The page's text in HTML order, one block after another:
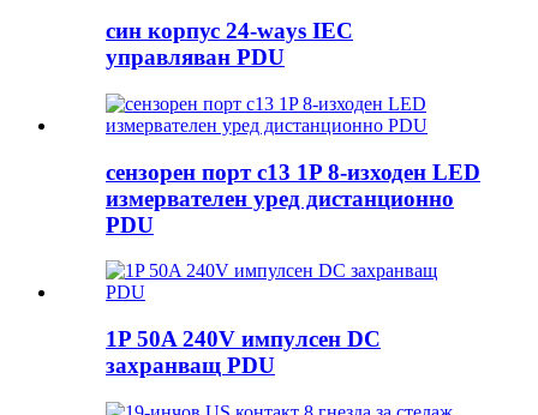
син корпус 24-ways IEC
управляван PDU
сензорен порт c13 1P 8-изходен LED
измервателен уред дистанционно
PDU
1P 50A 240V импулсен DC
захранващ PDU